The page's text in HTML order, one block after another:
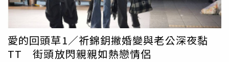
球迷一同分享喜悅。兩人低調交往多年，感情始終穩定，這
次步入婚姻階段，讓粉絲與球界好友紛紛獻上祝福。值得一
提的是，另一位2019年選秀首輪球員林安可日前也傳出求
婚成功消息。兩位昔日選秀狀元級好手幾乎在同一時間成
家，讓中職圈籠罩一片幸福氛圍，也為新球季增添喜氣。
愛的回頭草1／祈錦鈅撇婚變與老公深夜黏
TT 街頭放閃親親如熱戀情侶